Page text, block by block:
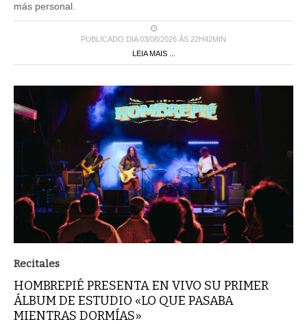
más personal.
PUBLICADO DIA 03/08/2026 ÀS 22H42MIN
LEIA MAIS ...
Recitales
HOMBREPIÉ PRESENTA EN VIVO SU PRIMER
ÁLBUM DE ESTUDIO «LO QUE PASABA
MIENTRAS DORMÍAS»